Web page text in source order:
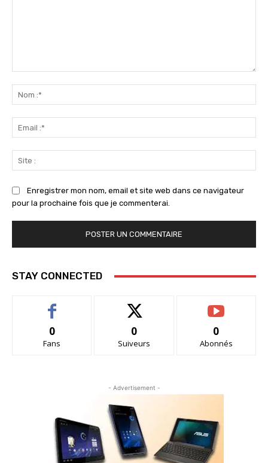
:*
:*
:
Enregistrer mon nom, email et site web dans ce navigateur
pour la prochaine fois que je commenterai.
STAY CONNECTED
0
Fans
0
Suiveurs
0
Abonnés
- Advertisement -